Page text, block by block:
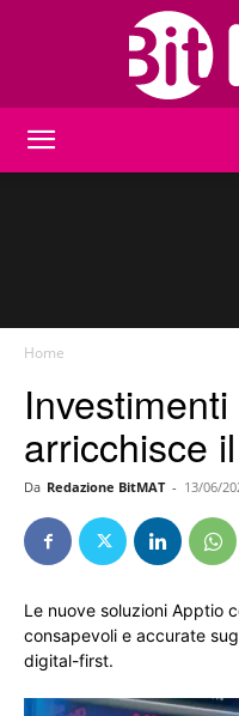
Home
arricchisce
Da Redazione BitMAT - 13/06/
Le nuove soluzioni Apptio
consapevoli e accurate
digital-first.